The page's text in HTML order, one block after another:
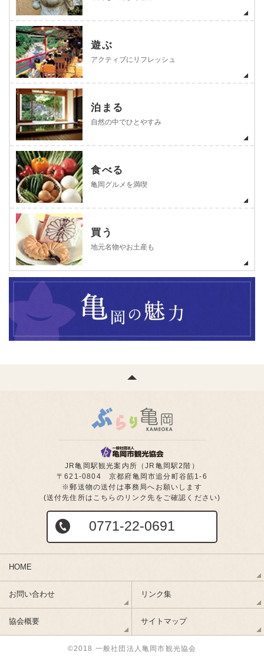
遊ぶ
アクティブにリフレッシュ
泊まる
自然の中でひとやすみ
食べる
亀岡グルメを満喫
買う
地元名物やお土産も
JR亀岡駅観光案内所（JR亀岡駅2階）
〒621-0804 京都府亀岡市追分町谷筋1-6
※郵送物の送付は事務局へお願いします
(送付先住所はこちらのリンク先をご確認ください)
0771-22-0691
HOME
お問い合わせ リンク集
協会概要 サイトマップ
©2018 一般社団法人亀岡市観光協会